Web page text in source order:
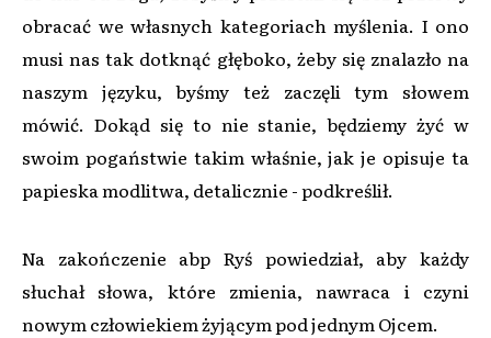
obracać we własnych kategoriach myślenia. I ono
musi nas tak dotknąć głęboko, żeby się znalazło na
naszym języku, byśmy też zaczęli tym słowem
mówić. Dokąd się to nie stanie, będziemy żyć w
swoim pogaństwie takim właśnie, jak je opisuje ta
papieska modlitwa, detalicznie - podkreślił.
Na zakończenie abp Ryś powiedział, aby każdy
słuchał słowa, które zmienia, nawraca i czyni
nowym człowiekiem żyjącym pod jednym Ojcem.